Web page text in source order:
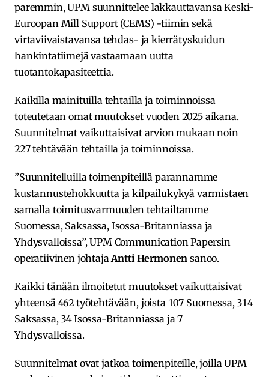
paremmin, UPM suunnittelee lakkauttavansa Keski-
Euroopan Mill Support (CEMS) -tiimin sekä
virtaviivaistavansa tehdas- ja kierrätyskuidun
hankintatiimejä vastaamaan uutta
tuotantokapasiteettia.
Kaikilla mainituilla tehtailla ja toiminnoissa
toteutetaan omat muutokset vuoden 2025 aikana.
Suunnitelmat vaikuttaisivat arvion mukaan noin
227 tehtävään tehtailla ja toiminnoissa.
”Suunnitelluilla toimenpiteillä parannamme
kustannustehokkuutta ja kilpailukykyä varmistaen
samalla toimitusvarmuuden tehtailtamme
Suomessa, Saksassa, Isossa-Britanniassa ja
Yhdysvalloissa”, UPM Communication Papersin
operatiivinen johtaja Antti Hermonen sanoo.
Kaikki tänään ilmoitetut muutokset vaikuttaisivat
yhteensä 462 työtehtävään, joista 107 Suomessa, 314
Saksassa, 34 Isossa-Britanniassa ja 7
Yhdysvalloissa.
Suunnitelmat ovat jatkoa toimenpiteille, joilla UPM